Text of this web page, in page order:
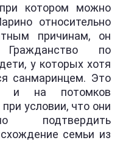
котором можно
относительно
причинам, он
по
у которых хотя
санмаринцем. Это
и на потомков
условии, что они
подтвердить
семьи из